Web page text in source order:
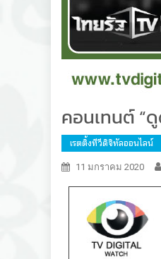
คอนเทนต์ “
เรตติ้งทีวีดิจิทัลออนไลน์
11 มกราคม 2020